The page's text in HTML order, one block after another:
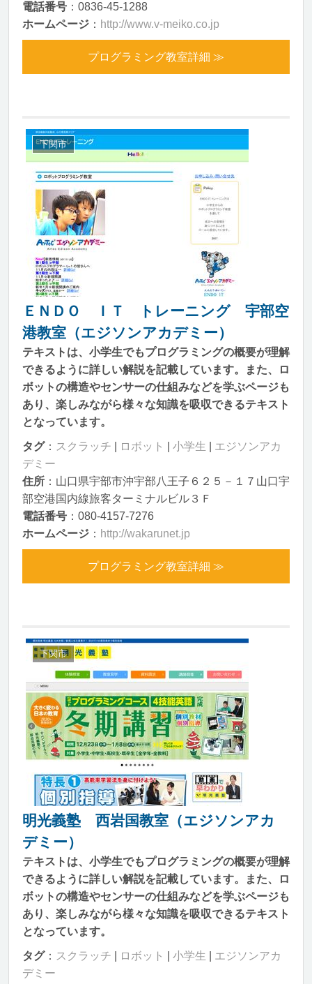
電話番号 ：0836-45-1288
ホームページ ： http://www.v-meiko.co.jp
プログラミング教室詳細 ≫
下関市
ＥＮＤＯ ＩＴ トレーニング 宇部空
港教室（エジソンアカデミー）
テキストは、小学生でもプログラミングの概要が理解
できるように詳しい解説を記載しています。また、ロ
ボットの構造やセンサーの仕組みなどを学ぶページも
あり、楽しみながら様々な知識を吸収できるテキスト
となっています。
タグ： スクラッチ ロボット 小学生
エジソンアカ
デミー
住所 ：山口県宇部市沖宇部八王子６２５－１７山口宇
部空港国内線旅客ターミナルビル３Ｆ
電話番号 ：080-4157-7276
ホームページ ： http://wakarunet.jp
プログラミング教室詳細 ≫
下関市
明光義塾 西岩国教室（エジソンアカ
デミー）
テキストは、小学生でもプログラミングの概要が理解
できるように詳しい解説を記載しています。また、ロ
ボットの構造やセンサーの仕組みなどを学ぶページも
あり、楽しみながら様々な知識を吸収できるテキスト
となっています。
タグ： スクラッチ ロボット 小学生
エジソンアカ
デミー